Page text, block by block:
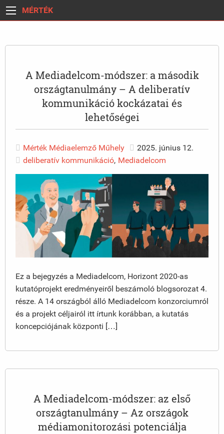
MÉRTÉK
A Mediadelcom-módszer: a második
országtanulmány – A deliberatív
kommunikáció kockázatai és
lehetőségei
Mérték Médiaelemző Műhely
2025. június 12.
deliberatív kommunikáció, Mediadelcom
Ez a bejegyzés a Mediadelcom, Horizont 2020-as
kutatóprojekt eredményeiről beszámoló blogsorozat 4.
része. A 14 országból álló Mediadelcom konzorciumról
és a projekt céljairól itt írtunk korábban, a kutatás
koncepciójának központi […]
A Mediadelcom-módszer: az első
országtanulmány – Az országok
médiamonitorozási potenciálja